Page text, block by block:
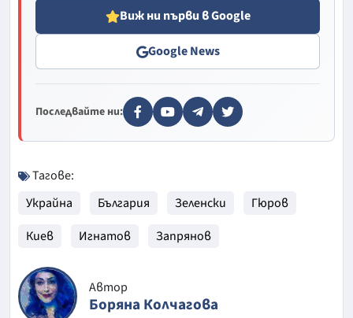
Виж ни първи в Google
Google News
Последвайте ни:
Тагове:
Украйна
България Зеленски
Гюров
Киев
Игнатов Запрянов
Автор
Боряна Колчагова